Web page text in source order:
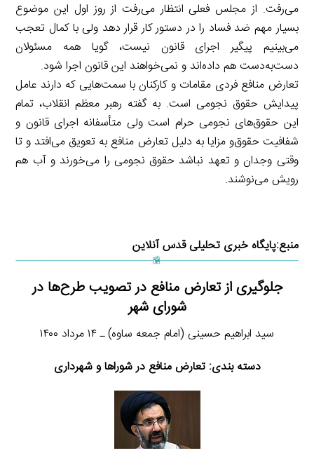
می‌رفت. از مجلس فعلی انتظار می‌رفت از روز اول این موضوع
بسیار مهم ضد فساد را در دستور کار قرار دهد ولی با کمال تعجب
می‌بینیم پیگیر اجرای قانون نیست، گویا همه مسئولان
دست‌به‌دست هم داده‌اند و نمی‌خواهند این قانون اجرا شود.
تعارض منافع فردی مقامات و کارکنان با سمت‌هایی که دارند عامل
پیدایش حقوق نجومی است. به گفته رهبر معظم انقلاب، تمام
این حقوق‌های نجومی حرام است ولی متأسفانه اجرای قانون و
شفافیت حقوق‌و مزایا به دلیل تعارض منافع به تعویق می‌افتد و تا
وقتی وجدان و تعهد نباشد حقوق نجومی را می‌خورند و آب هم
رویش می‌نوشند.
منبع:پایگاه خبری تحلیلی قدس آنلاین
جلوگیری از تعارض منافع در تصویب طرح‌ها در
شورای شهر
سید ابراهیم حسینی (امام جمعه ساوه) ـ ۱۴ مرداد ۱۴۰۰
دسته بندی: تعارض منافع در شوراها و شهرداری